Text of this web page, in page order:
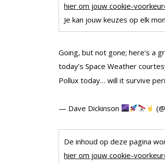
hier om jouw cookie-
Je kan jouw keuzes op elk
Going, but not gone; here’s a
today’s Space Weather
Pollux today… will it survive
— Dave Dickinson
De inhoud op deze pagina
hier om jouw cookie-